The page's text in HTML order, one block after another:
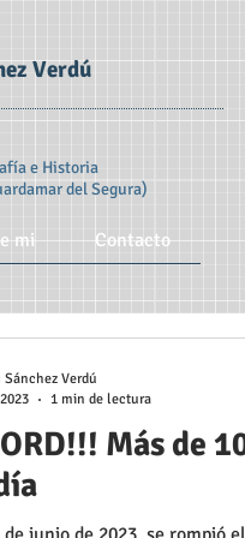
Verdú
e Historia
del Segura)
mi Contacto
Más de
Sánchez Verdú
1 min de lectura